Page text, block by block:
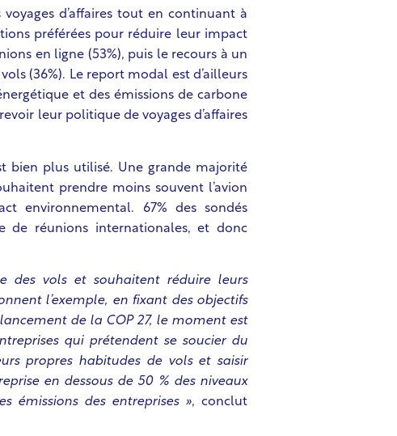
d’affaires tout en continuant à
préférées pour réduire leur impact
en ligne (53%), puis le recours à un
(36%). Le report modal est d’ailleurs
et des émissions de carbone
leur politique de voyages d’affaires
bien plus utilisé. Une grande majorité
prendre moins souvent l’avion
environnemental. 67% des sondés
de réunions internationales, et donc
des vols et souhaitent réduire leurs
l’exemple, en fixant des objectifs
de la COP 27, le moment est
qui prétendent se soucier du
propres habitudes de vols et saisir
en dessous de 50 % des niveaux
émissions des entreprises », conclut